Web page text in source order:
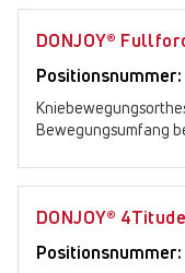
DONJOY®
Positionsnummer:
Bewegungsumfang
DONJOY®
Positionsnummer: